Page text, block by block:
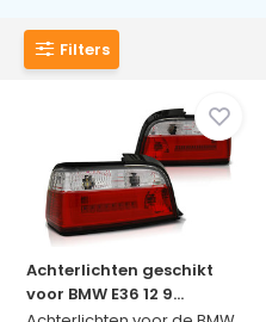
Filters
Achterlichten geschikt
voor BMW E36 12 9...